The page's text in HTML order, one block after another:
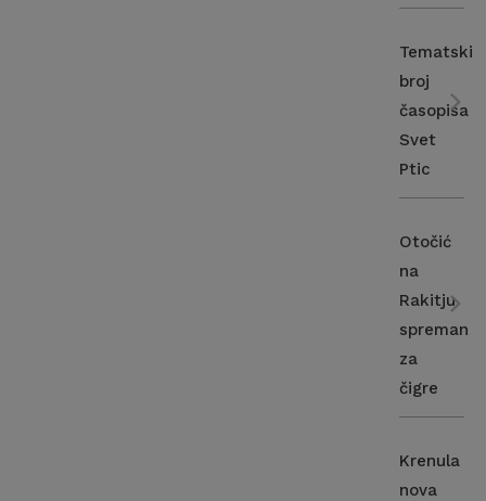
Tematski
broj
časopisa
Svet
Ptic
Otočić
na
Rakitju
spreman
za
čigre
Krenula
nova